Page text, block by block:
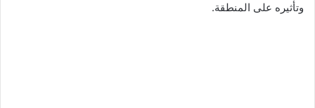
وتأثيره على المنطقة.